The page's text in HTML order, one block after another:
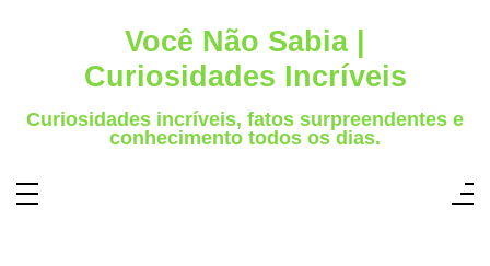
Você Não Sabia |
Curiosidades Incríveis
Curiosidades incríveis, fatos surpreendentes e
conhecimento todos os dias.